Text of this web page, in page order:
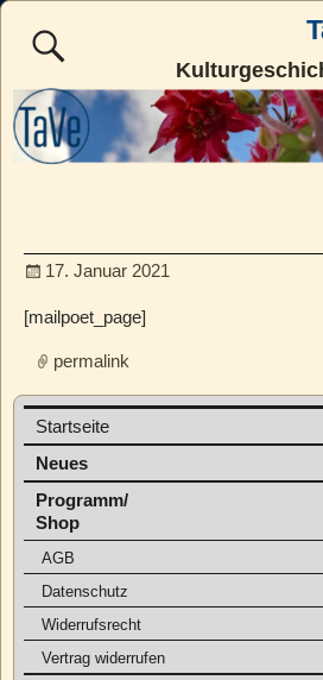
Post navigation
17. Januar 2021
[mailpoet_page]
permalink
Post navigation
Startseite
Neues
Programm/
Shop
AGB
Datenschutz
Widerrufsrecht
Vertrag widerrufen